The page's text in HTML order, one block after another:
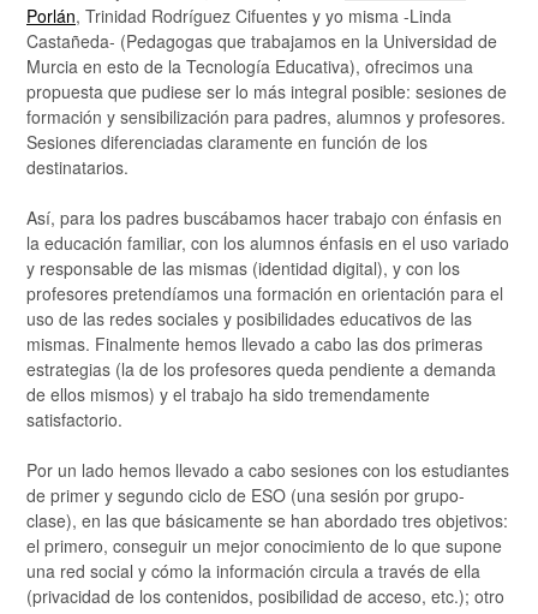
Porlán, Trinidad Rodríguez Cifuentes y yo misma -Linda
Castañeda- (Pedagogas que trabajamos en la Universidad de
Murcia en esto de la Tecnología Educativa), ofrecimos una
propuesta que pudiese ser lo más integral posible: sesiones de
formación y sensibilización para padres, alumnos y profesores.
Sesiones diferenciadas claramente en función de los
destinatarios.
Así, para los padres buscábamos hacer trabajo con énfasis en
la educación familiar, con los alumnos énfasis en el uso variado
y responsable de las mismas (identidad digital), y con los
profesores pretendíamos una formación en orientación para el
uso de las redes sociales y posibilidades educativos de las
mismas. Finalmente hemos llevado a cabo las dos primeras
estrategias (la de los profesores queda pendiente a demanda
de ellos mismos) y el trabajo ha sido tremendamente
satisfactorio.
Por un lado hemos llevado a cabo sesiones con los estudiantes
de primer y segundo ciclo de ESO (una sesión por grupo-
clase), en las que básicamente se han abordado tres objetivos:
el primero, conseguir un mejor conocimiento de lo que supone
una red social y cómo la información circula a través de ella
(privacidad de los contenidos, posibilidad de acceso, etc.); otro